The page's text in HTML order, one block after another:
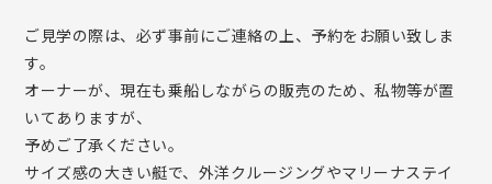
ご見学の際は、必ず事前にご連絡の上、予約をお願い致しま
す。
オーナーが、現在も乗船しながらの販売のため、私物等が置
いてありますが、
予めご了承ください。
サイズ感の大きい艇で、外洋クルージングやマリーナステイ